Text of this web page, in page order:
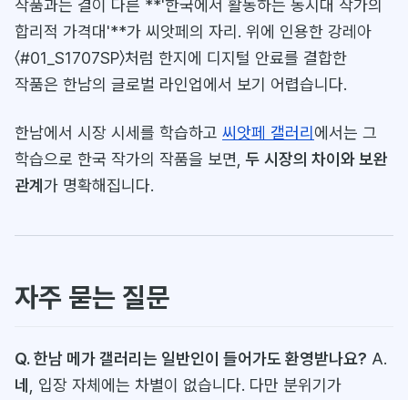
작품과는 결이 다른 **'한국에서 활동하는 동시대 작가의
합리적 가격대'**가 씨앗페의 자리. 위에 인용한 강레아
〈#01_S1707SP〉처럼 한지에 디지털 안료를 결합한
작품은 한남의 글로벌 라인업에서 보기 어렵습니다.
한남에서 시장 시세를 학습하고 씨앗페 갤러리에서는 그
학습으로 한국 작가의 작품을 보면,두 시장의 차이와 보완
관계가 명확해집니다.
자주 묻는 질문
Q. 한남 메가 갤러리는 일반인이 들어가도 환영받나요? A.
네 , 입장 자체에는 차별이 없습니다. 다만 분위기가